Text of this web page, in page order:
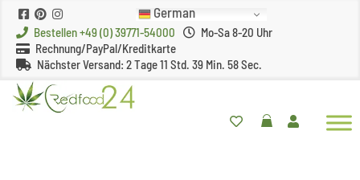
Bestellen +49 (0) 39771-54000
Mo-Sa 8-20 Uhr
Rechnung/PayPal/Kreditkarte
Nächster Versand: 2 Tage 11 Std. 39 Min. 58 Sec.
German